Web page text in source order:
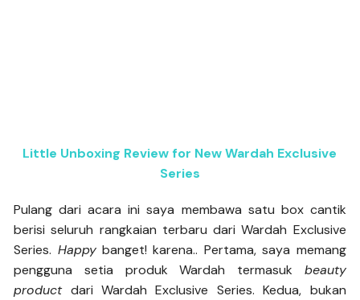
Little Unboxing Review for New Wardah Exclusive
Series
Pulang dari acara ini saya membawa satu box cantik
berisi seluruh rangkaian terbaru dari Wardah Exclusive
Series. Happybanget! karena.. Pertama, saya memang
pengguna setia produk Wardah termasuk beauty
productdari Wardah Exclusive Series. Kedua, bukan